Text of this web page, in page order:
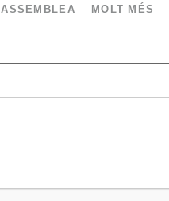
ASSEMBLEA MOLT MÉS